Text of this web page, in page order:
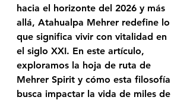
hacia el horizonte del 2026 y más
allá, Atahualpa Mehrer redefine lo
que significa vivir con vitalidad en
el siglo XXI. En este artículo,
exploramos la hoja de ruta de
Mehrer Spirit y cómo esta filosofía
busca impactar la vida de miles de